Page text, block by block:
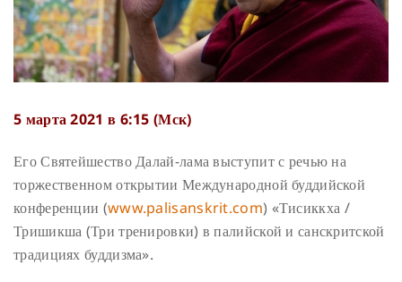
5 марта 2021 в 6:15 (Мск)
Его Святейшество Далай-лама выступит с речью на
торжественном открытии Международной буддийской
конференции (www.palisanskrit.com) «Тисиккха /
Тришикша (Три тренировки) в палийской и санскритской
традициях буддизма».